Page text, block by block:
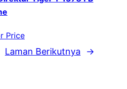
Price
Laman Berikutnya →